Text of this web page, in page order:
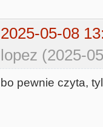
2025-05-08
lopez (2025-
bo pewnie czyta,